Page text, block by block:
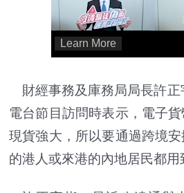
財經事務及庫務局局長許
電台節目訪問時表示，電子
現貨強大，所以要通過跨境
的港人或來港的內地居民都用